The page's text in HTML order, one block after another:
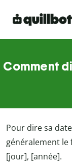
Comment
Pour dire sa
généralement
[jour], [année].